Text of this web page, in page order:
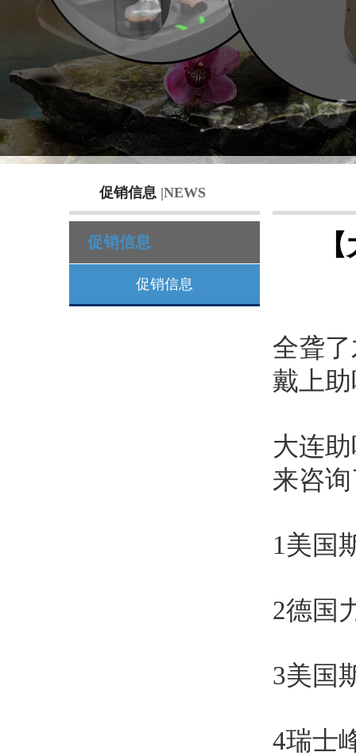
促销信息 |NEWS
促销信息
促销信息
全聋
戴上
大连
来咨
1美国
2德国
3美国
4瑞士